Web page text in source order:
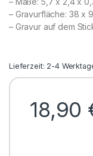
– Gravurfläche: 38 x
– Gravur auf dem
Lieferzeit: 2-4
18,90